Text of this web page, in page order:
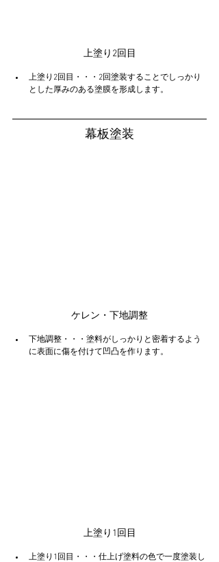
上塗り2回目
上塗り2回目・・・2回塗装することでしっかり
とした厚みのある塗膜を形成します。
幕板塗装
ケレン・下地調整
下地調整・・・塗料がしっかりと密着するよう
に表面に傷を付けて凹凸を作ります。
上塗り1回目
上塗り1回目・・・仕上げ塗料の色で一度塗装し